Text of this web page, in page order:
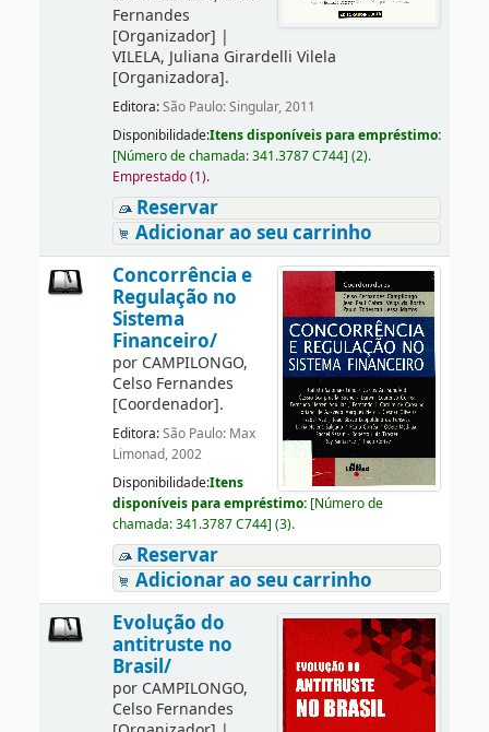
Fernandes
[Organizador] |
VILELA, Juliana Girardelli Vilela
[Organizadora].
Editora:São Paulo: Singular, 2011
Disponibilidade:Itens disponíveis para empréstimo:
[Número de chamada:341.3787 C744] (2).
Emprestado (1).
Reservar
Adicionar ao seu carrinho
Concorrência e
Regulação no
Sistema
Financeiro/
por CAMPILONGO,
Celso Fernandes
[Coordenador].
Editora:São Paulo: Max
Limonad, 2002
Disponibilidade:Itens
disponíveis para empréstimo: [Número de
chamada:341.3787 C744] (3).
Reservar
Adicionar ao seu carrinho
Evolução do
antitruste no
Brasil/
por CAMPILONGO,
Celso Fernandes